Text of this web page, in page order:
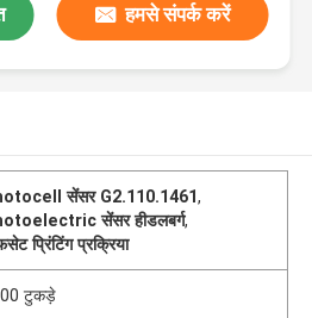
हमसे संपर्क करें
सेंसर G2.110.1461,
सेंसर हीडलबर्ग,
प्रिंटिंग प्रक्रिया
टुकड़े